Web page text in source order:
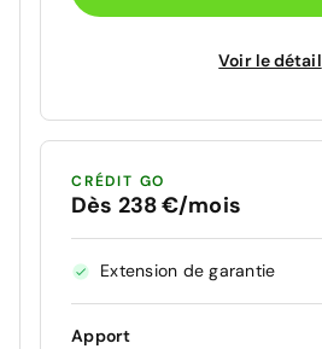
Voir le détail
CRÉDIT GO
Dès 238 €/mois
Extension de garantie
Apport